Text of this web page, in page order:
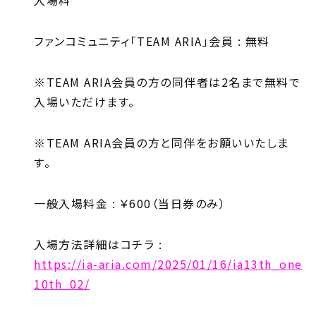
ファンコミュニティ「TEAM ARIA」会員 : 無料
※TEAM ARIA会員の方の同伴者は2名まで無料で
入場いただけます。
※TEAM ARIA会員の方と同伴をお願いいたしま
す。
一般入場料金 : ￥600（当日券のみ）
入場方法詳細はコチラ :
https://ia-aria.com/2025/01/16/ia13th_one
10th_02/